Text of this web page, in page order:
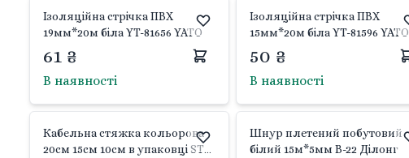
Ізоляційна стрічка ПВХ
19мм*20м біла YT-81656 YATO
61 ₴
В наявності
Ізоляційна стрічка ПВХ
15мм*20м біла YT-81596 YATO
50 ₴
В наявності
Кабельна стяжка кольорова
20см 15см 10см в упаковці STK-
Шнур плетений побутовий
білий 15м*5мм B-22 Ділонг